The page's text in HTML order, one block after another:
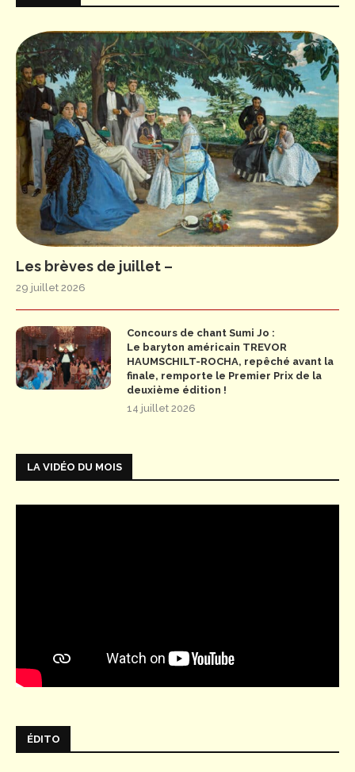
Les brèves de juillet –
29 juillet 2026
Concours de chant Sumi Jo :
Le baryton américain TREVOR
HAUMSCHILT-ROCHA, repêché avant la
finale, remporte le Premier Prix de la
deuxième édition !
14 juillet 2026
LA VIDÉO DU MOIS
ÉDITO